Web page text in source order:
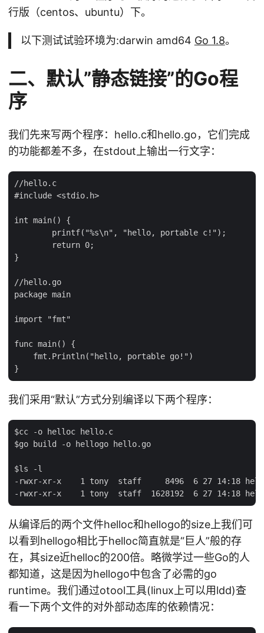
行版（centos、ubuntu）下。
以下测试试验环境为:darwin amd64 Go 1.8。
二、默认”静态链接”的Go程
序
我们先来写两个程序：hello.c和hello.go，它们完成
的功能都差不多，在stdout上输出一行文字：
//hello.c
#include <stdio.h>
int main() {
        printf("%s\n", "hello, portable c!");
        return 0;
}
//hello.go
package main
import "fmt"
func main() {
    fmt.Println("hello, portable go!")
我们采用“默认”方式分别编译以下两个程序：
$cc -o helloc hello.c
$go build -o hellogo hello.go
$ls -l
-rwxr-xr-x    1 tony  staff     8496  6 27 14:18
从编译后的两个文件helloc和hellogo的size上我们可
以看到hellogo相比于helloc简直就是“巨人”般的存
在，其size近helloc的200倍。略微学过一些Go的人
都知道，这是因为hellogo中包含了必需的go
runtime。我们通过otool工具(linux上可以用ldd)查
看一下两个文件的对外部动态库的依赖情况：